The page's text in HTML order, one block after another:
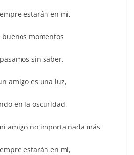
estarán en mi,
buenos momentos
sin saber.
amigo es una luz,
en la oscuridad,
amigo no importa nada más
estarán en mi,